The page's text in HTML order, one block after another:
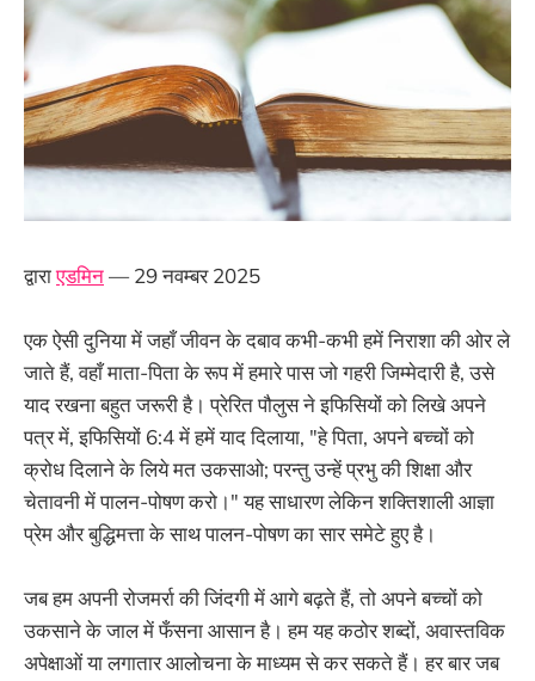
द्वाराएडमिन— 29 नवम्बर 2025
एक ऐसी दुनिया में जहाँ जीवन के दबाव कभी-कभी हमें निराशा की ओर ले
जाते हैं, वहाँ माता-पिता के रूप में हमारे पास जो गहरी जिम्मेदारी है, उसे
याद रखना बहुत जरूरी है। प्रेरित पौलुस ने इफिसियों को लिखे अपने
पत्र में, इफिसियों 6:4 में हमें याद दिलाया, "हे पिता, अपने बच्चों को
क्रोध दिलाने के लिये मत उकसाओ; परन्तु उन्हें प्रभु की शिक्षा और
चेतावनी में पालन-पोषण करो।" यह साधारण लेकिन शक्तिशाली आज्ञा
प्रेम और बुद्धिमत्ता के साथ पालन-पोषण का सार समेटे हुए है।
जब हम अपनी रोजमर्रा की जिंदगी में आगे बढ़ते हैं, तो अपने बच्चों को
उकसाने के जाल में फँसना आसान है। हम यह कठोर शब्दों, अवास्तविक
अपेक्षाओं या लगातार आलोचना के माध्यम से कर सकते हैं। हर बार जब